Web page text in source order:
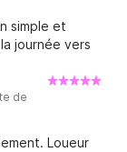
simple et
journée vers
de
Loueur